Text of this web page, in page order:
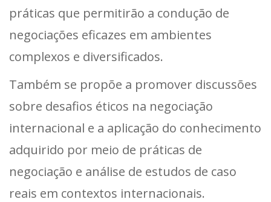
práticas que permitirão a condução de
negociações eficazes em ambientes
complexos e diversificados.
Também se propõe a promover discussões
sobre desafios éticos na negociação
internacional e a aplicação do conhecimento
adquirido por meio de práticas de
negociação e análise de estudos de caso
reais em contextos internacionais.